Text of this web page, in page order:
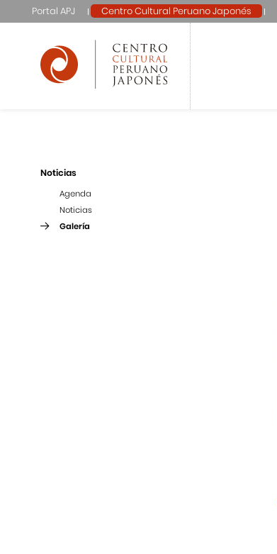
Portal APJ Centro Cultural Peruano Japonés
Noticias
Agenda
Noticias
Galería